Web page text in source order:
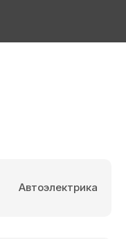
Автоэлектрика